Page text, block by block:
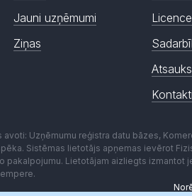
Jauni uzņēmumi
Ziņas
Kontakti
Uzņēmumu reģistra datu bāzes,
Sistēmas lietotājs apņemas ievērot
pakalpojumu. Lietotājam aizliegts izmantot